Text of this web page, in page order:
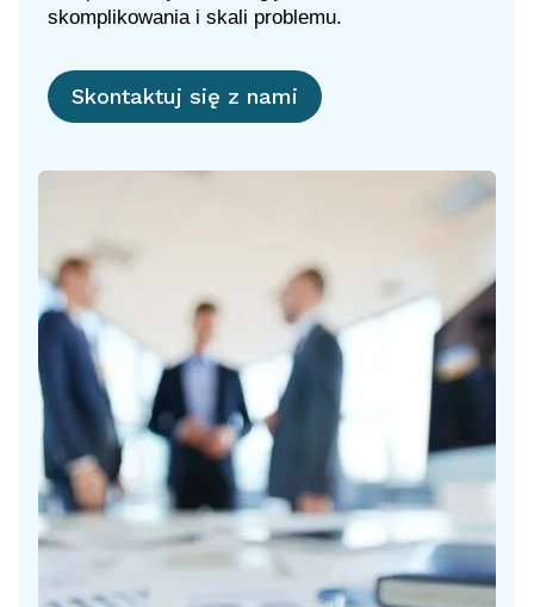
skomplikowania i skali problemu.
Skontaktuj się z nami